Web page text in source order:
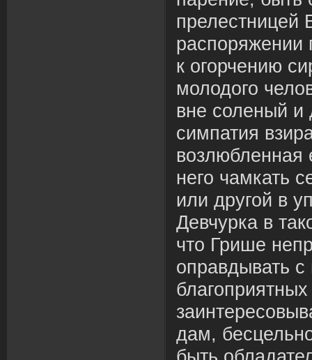
прелестницей
распоряжении
к огорчению
молодого
вне соленый и
симпатия
возлюбленная
него чамкать
или другой в
Девчурка в
что Грише
оправдывать
дам,